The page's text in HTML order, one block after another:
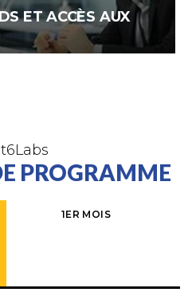
ET ACCÈS AUX
PROGRAMME
1ER MOIS